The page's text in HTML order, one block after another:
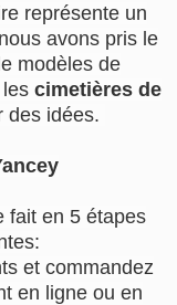
représente un
avons pris le
modèles de
cimetières de
des idées.
fait en 5 étapes
et commandez
en ligne ou en